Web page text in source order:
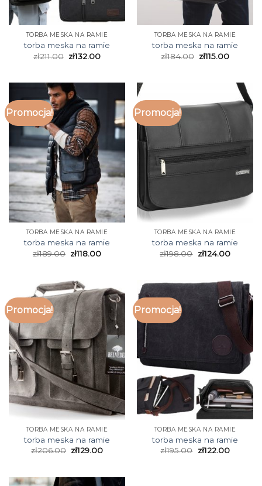
TORBA MESKA NA RAMIE
torba meska na ramie
zł211.00 zł132.00
TORBA MESKA NA RAMIE
torba meska na ramie
zł184.00 zł115.00
Promocja!
TORBA MESKA NA RAMIE
torba meska na ramie
zł189.00 zł118.00
Promocja!
TORBA MESKA NA RAMIE
torba meska na ramie
zł198.00 zł124.00
Promocja!
TORBA MESKA NA RAMIE
torba meska na ramie
zł206.00 zł129.00
Promocja!
TORBA MESKA NA RAMIE
torba meska na ramie
zł195.00 zł122.00